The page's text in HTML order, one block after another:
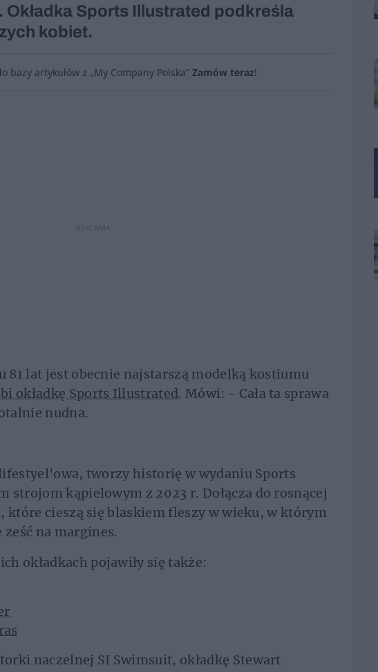
Okładka Sports Illustrated podkreśla
kobiet.
bazy artykułów z „My Company Polska” Zamów teraz!
REKLAMA
81 lat jest obecnie najstarszą modelką kostiumu
okładkę Sports Illustrated. Mówi: - Cała ta sprawa
nudna.
tworzy historię w wydaniu Sports
strojom kąpielowym z 2023 r. Dołącza do rosnącej
które cieszą się blaskiem fleszy w wieku, w którym
ześć na margines.
okładkach pojawiły się także:
naczelnej SI Swimsuit, okładkę Stewart